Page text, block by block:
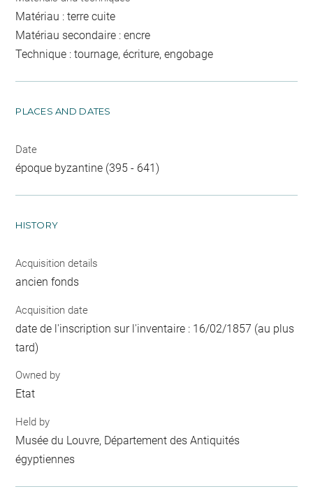
Matériau : terre cuite
Matériau secondaire : encre
Technique : tournage, écriture, engobage
PLACES AND DATES
Date
époque byzantine (395 - 641)
HISTORY
Acquisition details
ancien fonds
Acquisition date
date de l'inscription sur l'inventaire : 16/02/1857 (au plus
tard)
Owned by
Etat
Held by
Musée du Louvre, Département des Antiquités
égyptiennes